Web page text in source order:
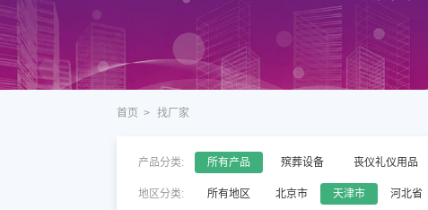
首页 > 找厂家
产品分类: 所有产品 殡葬设备 丧仪礼仪用品
地区分类: 所有地区 北京市 天津市 河北省